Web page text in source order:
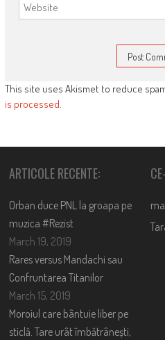
This site uses Akismet to reduce
is processed.
ARTICOLE RECENTE:
Orban duce PNL la groapa pe
muzica #Rezist
March 19, 2019
Rares versus Mandachi sau
Confruntarea Titanilor
March 15, 2019
Moroiul care bântuie liber pe
sticlă. Tare urât îmbătrânești,